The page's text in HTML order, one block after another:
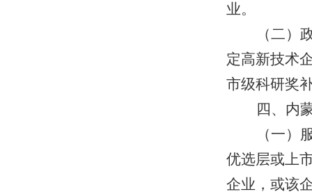
业。
（二）
定高新技术
市级科研奖
四、内
（一）
优选层或上
企业，或该